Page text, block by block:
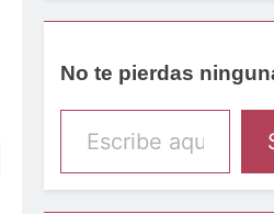
No te pierdas
Escribe aquí tu email